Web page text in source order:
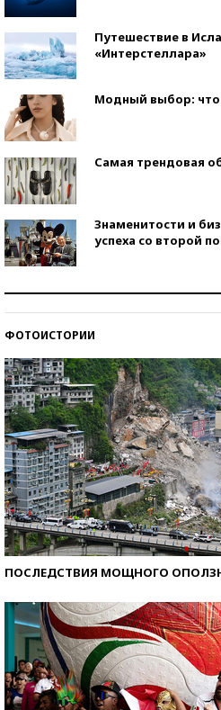
Путешествие в
«Интерстеллара»
Модный выбор: что
Самая трендовая
Знаменитости и
успеха со второй
ФОТОИСТОРИИ
ПОСЛЕДСТВИЯ МОЩНОГО